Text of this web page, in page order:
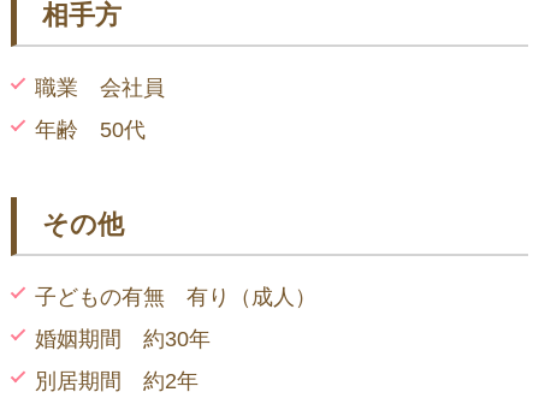
相手方
職業 会社員
年齢 50代
その他
子どもの有無 有り（成人）
婚姻期間 約30年
別居期間 約2年